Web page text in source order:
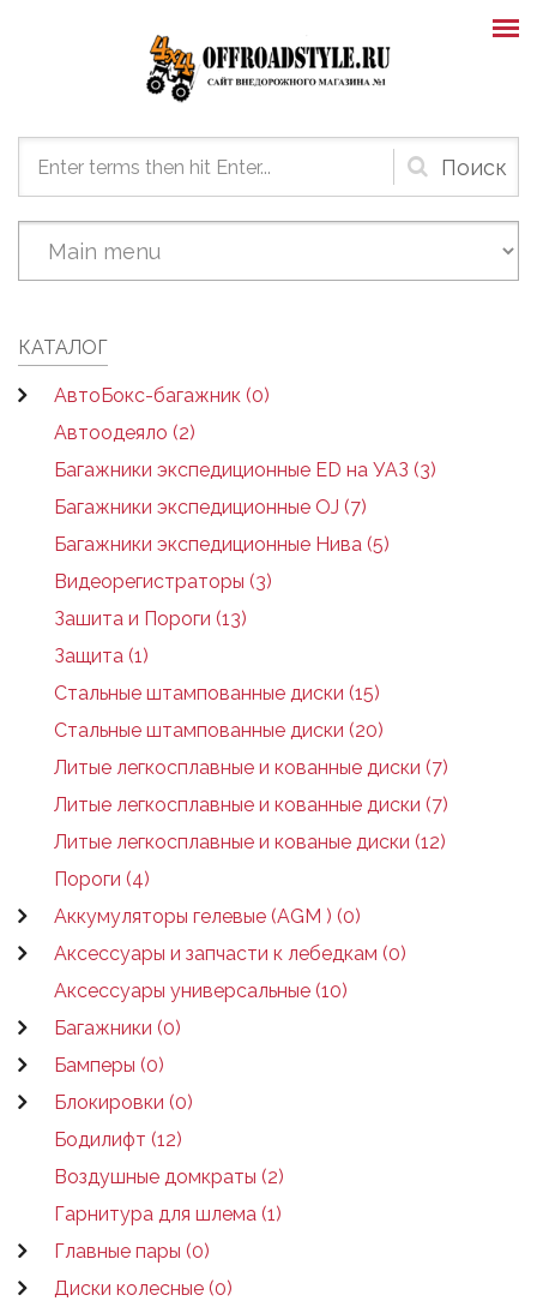
Форма
поиска
КАТАЛОГ
АвтоБокс-багажник (0)
Автоодеяло (2)
Багажники экспедиционные ED на УАЗ (3)
Багажники экспедиционные OJ (7)
Багажники экспедиционные Нива (5)
Видеорегистраторы (3)
Зашита и Пороги (13)
Защита (1)
Стальные штампованные диски (15)
Стальные штампованные диски (20)
Литые легкосплавные и кованные диски (7)
Литые легкосплавные и кованные диски (7)
Литые легкосплавные и кованые диски (12)
Пороги (4)
Аккумуляторы гелевые (AGM ) (0)
Аксессуары и запчасти к лебедкам (0)
Аксессуары универсальные (10)
Багажники (0)
Бамперы (0)
Блокировки (0)
Бодилифт (12)
Воздушные домкраты (2)
Гарнитура для шлема (1)
Главные пары (0)
Диски колесные (0)